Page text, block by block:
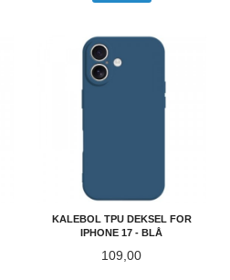
KALEBOL TPU DEKSEL FOR
IPHONE 17 - BLÅ
Pris
109,00